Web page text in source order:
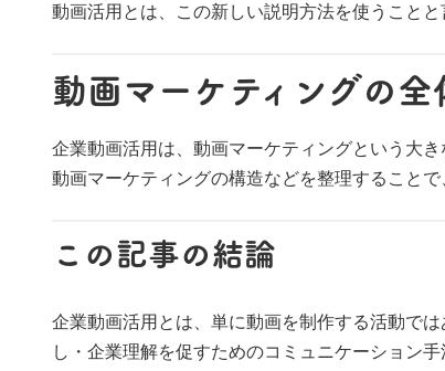
動画活用とは、この新しい説明方法を使うことと
動画マーケティングの
企業動画活用は、動画マーケティングという大
動画マーケティングの構造などを整理することで
この記事の結論
企業動画活用とは、単に動画を制作する活動で
し・企業理解を促すためのコミュニケーション手